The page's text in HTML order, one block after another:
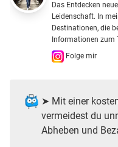
Das Entdecken
Leidenschaft. In
Destinationen, die
Informationen zum
Folge mir
➤ Mit einer
vermeidest du
Abheben und